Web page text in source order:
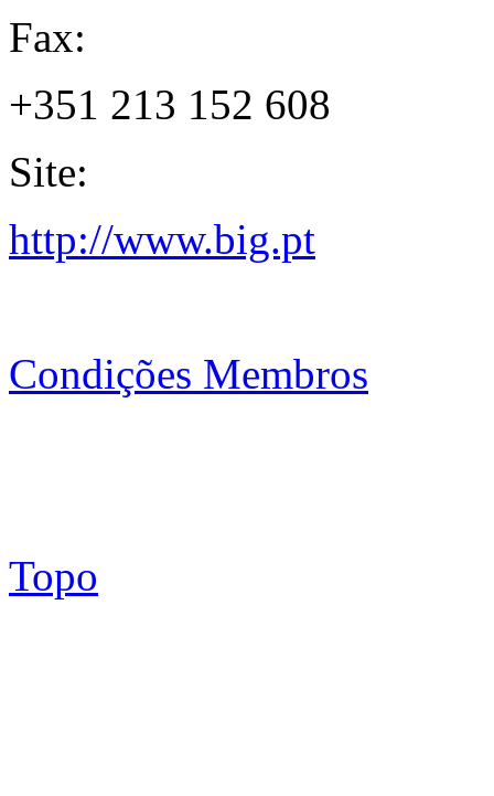
Fax:
+351 213 152 608
Site:
http://www.big.pt
Condições Membros
Topo